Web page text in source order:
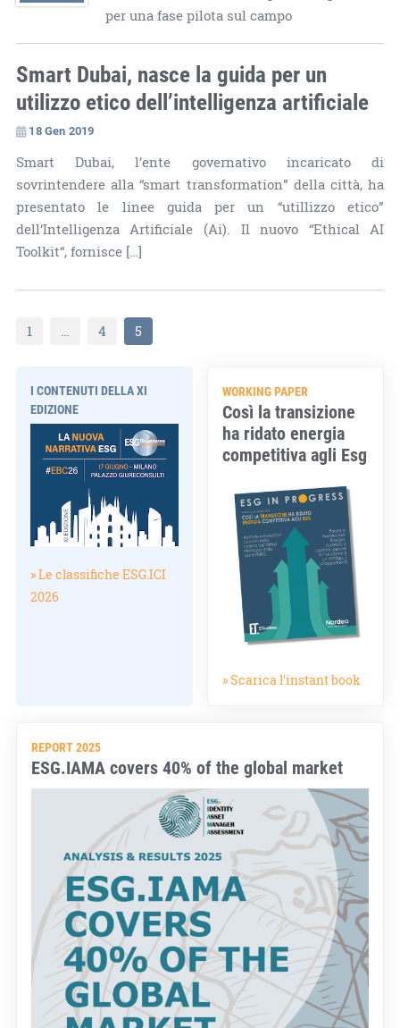
per una fase pilota sul campo
Smart Dubai, nasce la guida per un
utilizzo etico dell’intelligenza artificiale
18 Gen 2019
Smart Dubai, l’ente governativo incaricato di
sovrintendere alla “smart transformation” della città, ha
presentato le linee guida per un “utillizzo etico”
dell‘Intelligenza Artificiale (Ai). Il nuovo “Ethical AI
Toolkit“, fornisce […]
1 … 4 5
I CONTENUTI DELLA XI
EDIZIONE
» Le classifiche ESG.ICI
2026
WORKING PAPER
Così la transizione
ha ridato energia
competitiva agli Esg
» Scarica l'instant book
REPORT 2025
ESG.IAMA covers 40% of the global market